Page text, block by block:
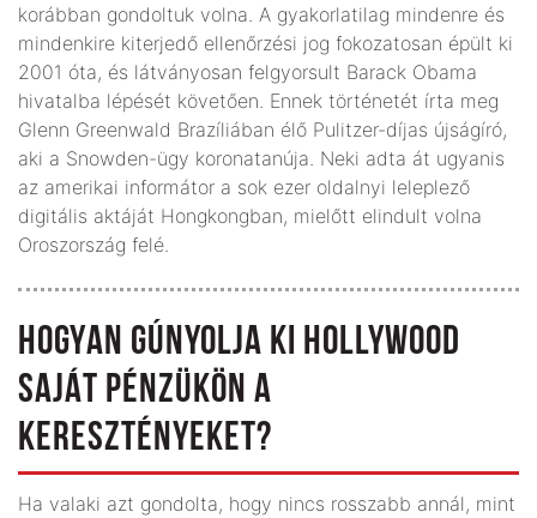
korábban gondoltuk volna. A gyakorlatilag mindenre és
mindenkire kiterjedő ellenőrzési jog fokozatosan épült ki
2001 óta, és látványosan felgyorsult Barack Obama
hivatalba lépését követően. Ennek történetét írta meg
Glenn Greenwald Brazíliában élő Pulitzer-díjas újságíró,
aki a Snowden-ügy koronatanúja. Neki adta át ugyanis
az amerikai informátor a sok ezer oldalnyi leleplező
digitális aktáját Hongkongban, mielőtt elindult volna
Oroszország felé.
HOGYAN GÚNYOLJA KI HOLLYWOOD
SAJÁT PÉNZÜKÖN A
KERESZTÉNYEKET?
Ha valaki azt gondolta, hogy nincs rosszabb annál, mint